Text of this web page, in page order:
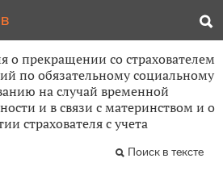
о прекращении со страхователем
по обязательному социальному
на случай временной
и в связи с материнством и о
страхователя с учета
Поиск в тексте